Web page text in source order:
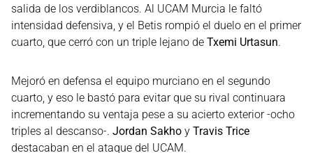
salida de los verdiblancos. Al UCAM Murcia le faltó
intensidad defensiva, y el Betis rompió el duelo en el primer
cuarto, que cerró con un triple lejano de Txemi Urtasun.
Mejoró en defensa el equipo murciano en el segundo
cuarto, y eso le bastó para evitar que su rival continuara
incrementando su ventaja pese a su acierto exterior -ocho
triples al descanso-. Jordan Sakho y Travis Trice
destacaban en el ataque del UCAM.